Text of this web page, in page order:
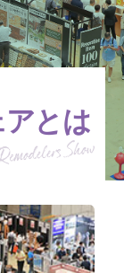
アとは